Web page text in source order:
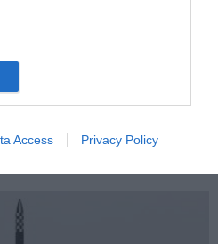
Access Privacy Policy
με τις
«S-400
29 σε μόλις μια